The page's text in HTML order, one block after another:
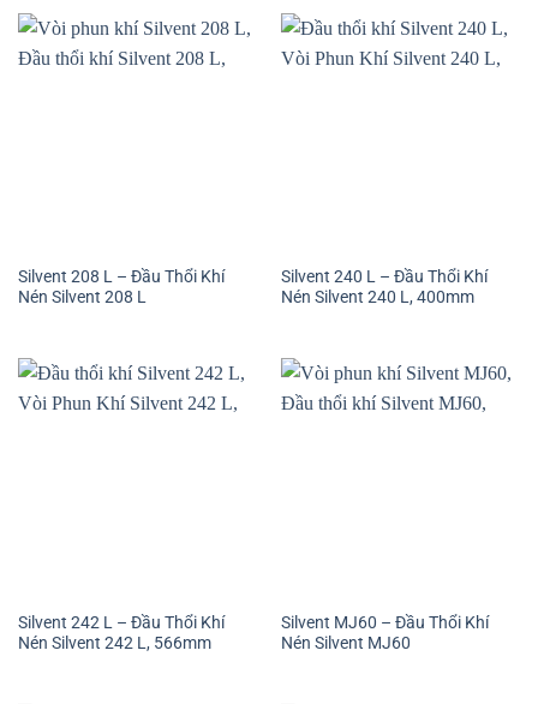
Silvent 208 L – Đầu Thổi Khí
Nén Silvent 208 L
Silvent 240 L – Đầu Thổi Khí
Nén Silvent 240 L, 400mm
Silvent 242 L – Đầu Thổi Khí
Nén Silvent 242 L, 566mm
Silvent MJ60 – Đầu Thổi Khí
Nén Silvent MJ60